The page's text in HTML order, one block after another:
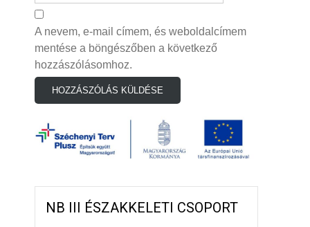
A nevem, e-mail címem, és weboldalcímem
mentése a böngészőben a következő
hozzászólásomhoz.
NB III ÉSZAKKELETI CSOPORT